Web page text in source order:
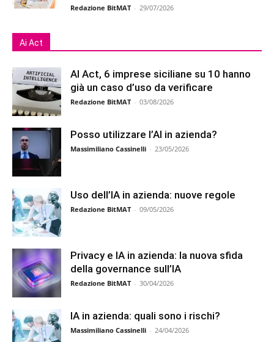
Redazione BitMAT - 29/07/2026
Ai Act
AI Act, 6 imprese siciliane su 10 hanno
già un caso d’uso da verificare
Redazione BitMAT - 03/08/2026
Posso utilizzare l’AI in azienda?
Massimiliano Cassinelli - 23/05/2026
Uso dell’IA in azienda: nuove regole
Redazione BitMAT - 09/05/2026
Privacy e IA in azienda: la nuova sfida
della governance sull’IA
Redazione BitMAT - 30/04/2026
IA in azienda: quali sono i rischi?
Massimiliano Cassinelli - 24/04/2026